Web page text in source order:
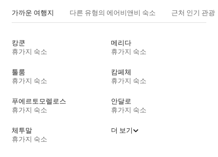
가까운 여행지 다른 유형의 에어비앤비 숙소 근처 인기 관광
캉쿤
휴가지 숙소
메리다
휴가지 숙소
툴룸
휴가지 숙소
캄페체
휴가지 숙소
푸에르토모렐로스
휴가지 숙소
안달로
휴가지 숙소
체투말
휴가지 숙소
더 보기